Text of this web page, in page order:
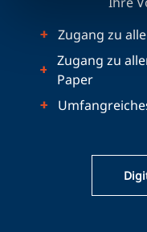
Zugang zu
Zugang zu
Paper